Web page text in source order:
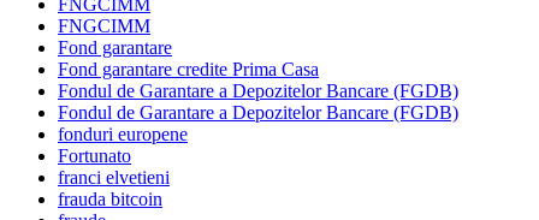
FNGCIMM
FNGCIMM
Fond garantare
Fond garantare credite Prima Casa
Fondul de Garantare a Depozitelor Bancare (FGDB)
Fondul de Garantare a Depozitelor Bancare (FGDB)
fonduri europene
Fortunato
franci elvetieni
frauda bitcoin